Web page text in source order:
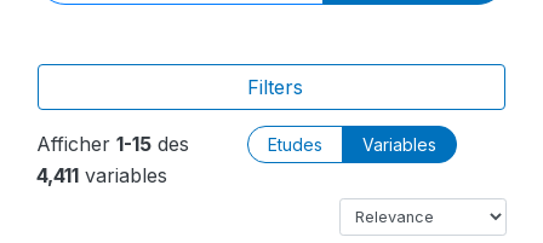
Filters
Afficher 1-15 des
4,411 variables
Etudes Variables